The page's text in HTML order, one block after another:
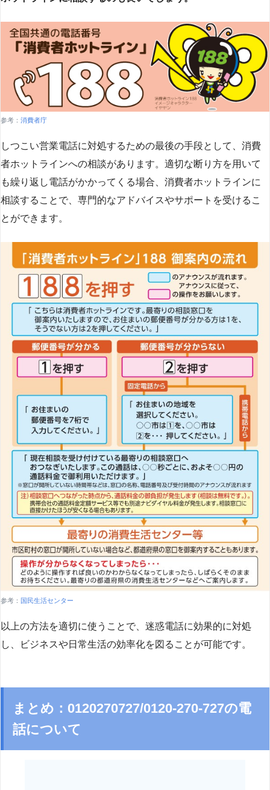
参考： 消費者庁
しつこい営業電話に対処するための最後の手段として、消費
者ホットラインへの相談があります。適切な断り方を用いて
も繰り返し電話がかかってくる場合、消費者ホットラインに
相談することで、専門的なアドバイスやサポートを受けるこ
とができます​​。
参考： 国民生活センター
以上の方法を適切に使うことで、迷惑電話に効果的に対処
し、ビジネスや日常生活の効率化を図ることが可能です。
まとめ：0120270727/0120-270-727の電
話について